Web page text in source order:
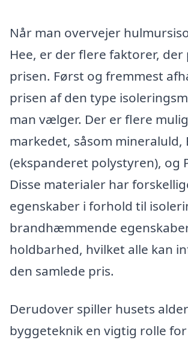
Når man overvejer
Hee, er der flere faktorer,
prisen. Først og fremmest
prisen af den type
man vælger. Der er flere
markedet, såsom mineraluld,
(ekspanderet polystyren), og
Disse materialer har
egenskaber i forhold til
brandhæmmende
holdbarhed, hvilket alle kan
den samlede pris.
Derudover spiller husets
byggeteknik en vigtig rolle for